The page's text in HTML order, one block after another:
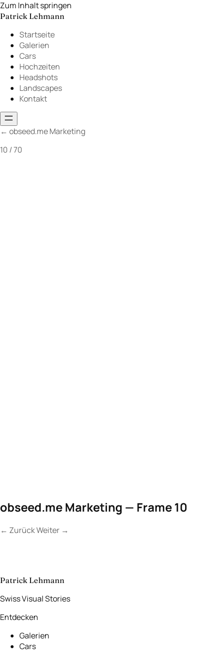
Zum Inhalt springen
Patrick Lehmann
Startseite
Galerien
Cars
Hochzeiten
Headshots
Landscapes
Kontakt
← obseed.me Marketing
10 / 70
obseed.me Marketing — Frame 10
← ZurückWeiter →
aufnehmen→
Patrick Lehmann
Swiss Visual Stories
Entdecken
Galerien
Cars